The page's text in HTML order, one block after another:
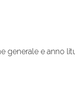
generale e anno